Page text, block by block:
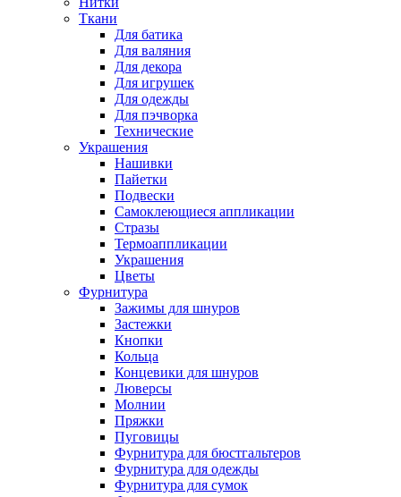
Ткани
Для батика
Для валяния
Для декора
Для игрушек
Для одежды
Для пэчворка
Технические
Украшения
Нашивки
Пайетки
Подвески
Самоклеющиеся аппликации
Стразы
Термоаппликации
Украшения
Цветы
Фурнитура
Зажимы для шнуров
Застежки
Кнопки
Кольца
Концевики для шнуров
Люверсы
Молнии
Пряжки
Пуговицы
Фурнитура для бюстгальтеров
Фурнитура для одежды
Фурнитура для сумок